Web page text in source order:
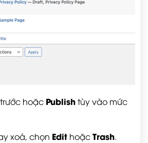
hoặc Publishtùy vào mức
xoá, chọn Edit hoặcTrash.